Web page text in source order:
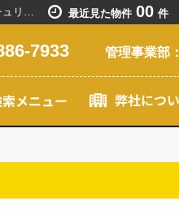
エスリード新大阪グランゲートサウス／新大阪駅で賃貸マンションを探すなら創業20年以上のセンチュリー21ライフネット・ライブグループ 最近見た物件 00 件
7933 管理事業部：